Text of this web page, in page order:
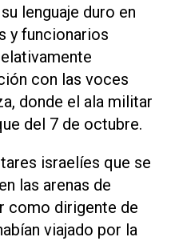
lenguaje duro en
y funcionarios
con las voces
donde el ala militar
del 7 de octubre.
israelíes que se
las arenas de
como dirigente de
viajado por la